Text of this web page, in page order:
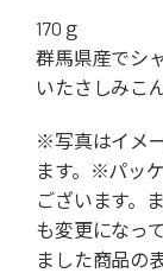
170ｇ
群馬県産でシ
いたさしみこ
※写真はイメ
ます。※パッ
ございます。
も変更になっ
ました商品の